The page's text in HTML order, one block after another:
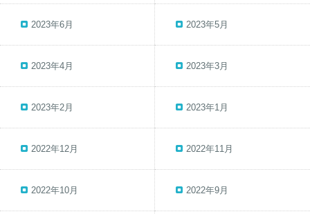
2023年6月 2023年5月
2023年4月 2023年3月
2023年2月 2023年1月
2022年12月 2022年11月
2022年10月 2022年9月